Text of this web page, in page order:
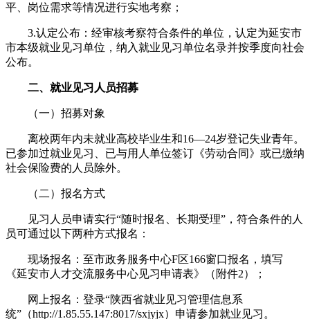
平、岗位需求等情况进行实地考察；
3.认定公布：经审核考察符合条件的单位，认定为延安市
市本级就业见习单位，纳入就业见习单位名录并按季度向社会
公布。
二、就业见习人员招募
（一）招募对象
离校两年内未就业高校毕业生和16—24岁登记失业青年。
已参加过就业见习、已与用人单位签订《劳动合同》或已缴纳
社会保险费的人员除外。
（二）报名方式
见习人员申请实行“随时报名、长期受理”，符合条件的人
员可通过以下两种方式报名：
现场报名：至市政务服务中心F区166窗口报名，填写
《延安市人才交流服务中心见习申请表》（附件2）；
网上报名：登录“陕西省就业见习管理信息系
统”（http://1.85.55.147:8017/sxjyjx）申请参加就业见习。